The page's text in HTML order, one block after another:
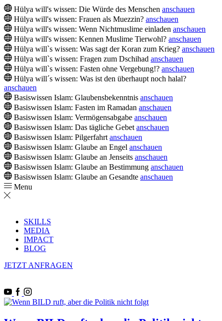
Hülya will's wissen: Die Würde des Menschen anschauen
Hülya will's wissen: Frauen als Muezzin? anschauen
Hülya will's wissen: Wenn Nichtmuslime einladen anschauen
Hülya will's wissen: Kennen Muslime Tierwohl? anschauen
Hülya will`s wissen: Was sagt der Koran zum Krieg? anschauen
Hülya will`s wissen: Fragen zum Dschihad anschauen
Hülya will`s wissen: Fasten ohne Vergebung!? anschauen
Hülya will´s wissen: Was ist den überhaupt noch halal?
anschauen
Basiswissen Islam: Glaubensbekenntnis anschauen
Basiswissen Islam: Fasten im Ramadan anschauen
Basiswissen Islam: Vermögensabgabe anschauen
Basiswissen Islam: Das tägliche Gebet anschauen
Basiswissen Islam: Pilgerfahrt anschauen
Basiswissen Islam: Glaube an Engel anschauen
Basiswissen Islam: Glaube an Jenseits anschauen
Basiswissen Islam: Glaube an Bestimmung anschauen
Basiswissen Islam: Glaube an Gesandte anschauen
Menu
SKILLS
MEDIA
IMPACT
BLOG
JETZT ANFRAGEN